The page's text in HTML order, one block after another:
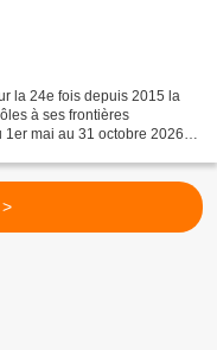
la 24e fois depuis 2015 la
à ses frontières
mai au 31 octobre 2026,